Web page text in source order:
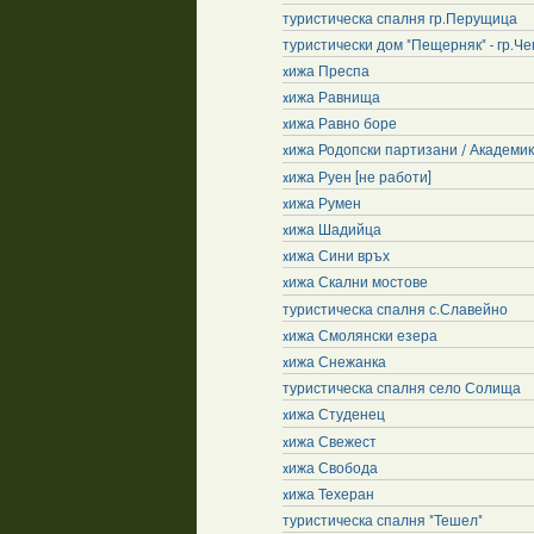
туристическа спалня гр.Перущица
туристически дом "Пещерняк" -
xижа Преспа
xижа Равнища
xижа Равно боре
xижа Родопски партизани /
xижа Руен [не работи]
xижа Румен
xижа Шадийца
xижа Сини връх
xижа Скални мостове
туристическа спалня с.Славейно
xижа Смолянски езера
xижа Снежанка
туристическа спалня село Солища
xижа Студенец
xижа Свежест
xижа Свобода
xижа Техеран
туристическа спалня "Тешел"